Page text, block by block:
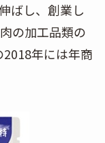
ばし、創業し
の加工品類の
年には年商